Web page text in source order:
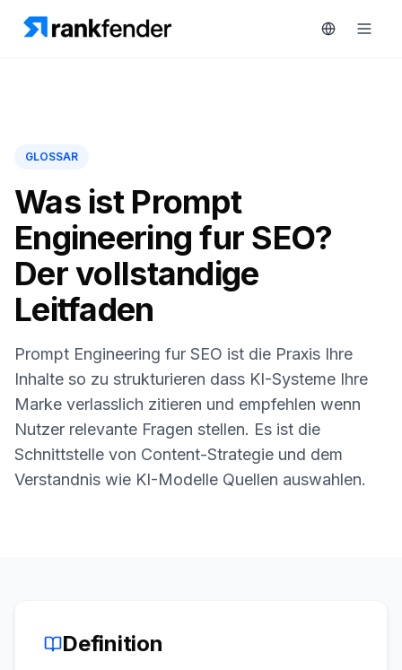
ÜBERWACHEN
RAIVE
Engine
Wettbewerber-
Keyword-
Intelligenz
HANDELN
Content
Engine
&
Analysen
Lösungen
Ressourcen
Kostenlose
Tools
Demo
buchen
GLOSSAR
Was ist Prompt
Engineering fur SEO?
Der vollstandige
Leitfaden
Prompt Engineering fur SEO ist die Praxis Ihre
Inhalte so zu strukturieren dass KI-Systeme Ihre
Marke verlasslich zitieren und empfehlen wenn
Nutzer relevante Fragen stellen. Es ist die
Schnittstelle von Content-Strategie und dem
Verstandnis wie KI-Modelle Quellen auswahlen.
Definition